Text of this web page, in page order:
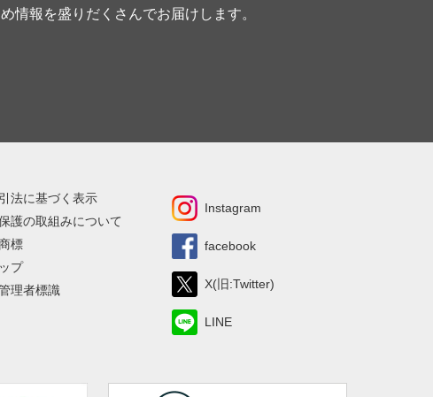
情報を盛りだくさんでお届けします。
法に基づく表示
護の取組みについて
標
プ
理者標識
Instagram
facebook
X(旧:Twitter)
LINE